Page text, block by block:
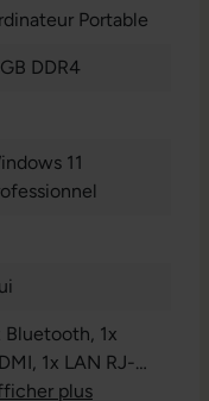
Portable
DDR4
11
Bluetooth, 1x
, 1x LAN RJ-
, 1x Thunderbolt
plus